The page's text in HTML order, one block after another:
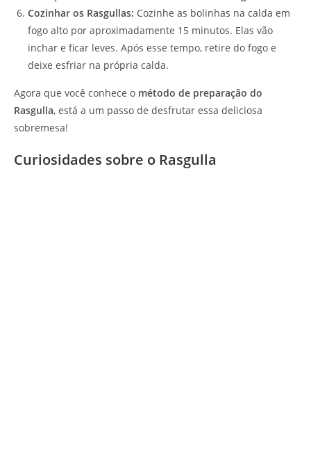
Cozinhar os Rasgullas: Cozinhe as bolinhas na calda em
fogo alto por aproximadamente 15 minutos. Elas vão
inchar e ficar leves. Após esse tempo, retire do fogo e
deixe esfriar na própria calda.
Agora que você conhece o método de preparação do
Rasgulla, está a um passo de desfrutar essa deliciosa
sobremesa!
Curiosidades sobre o Rasgulla